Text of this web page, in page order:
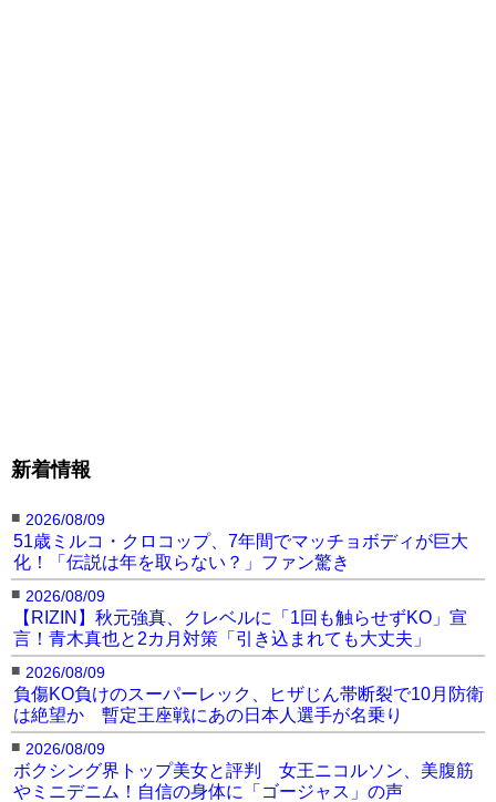
新着情報
■ 2026/08/09
51歳ミルコ・クロコップ、7年間でマッチョボディが巨大
化！「伝説は年を取らない？」ファン驚き
■ 2026/08/09
【RIZIN】秋元強真、クレベルに「1回も触らせずKO」宣
言！青木真也と2カ月対策「引き込まれても大丈夫」
■ 2026/08/09
負傷KO負けのスーパーレック、ヒザじん帯断裂で10月防衛
は絶望か 暫定王座戦にあの日本人選手が名乗り
■ 2026/08/09
ボクシング界トップ美女と評判 女王ニコルソン、美腹筋
やミニデニム！自信の身体に「ゴージャス」の声